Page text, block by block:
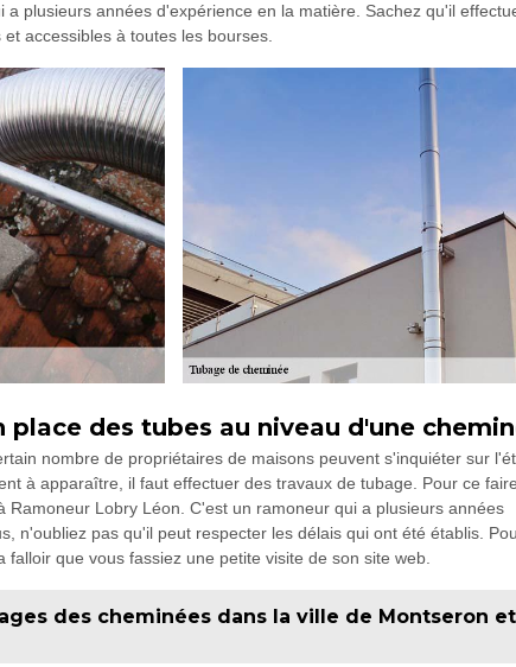
a plusieurs années d'expérience en la matière. Sachez qu'il
accessibles à toutes les bourses.
place des tubes au niveau d'une
nombre de propriétaires de maisons peuvent s'inquiéter sur
à apparaître, il faut effectuer des travaux de tubage. Pour ce
Ramoneur Lobry Léon. C'est un ramoneur qui a plusieurs années
n'oubliez pas qu'il peut respecter les délais qui ont été établis.
que vous fassiez une petite visite de son site web.
des cheminées dans la ville de Montseron et